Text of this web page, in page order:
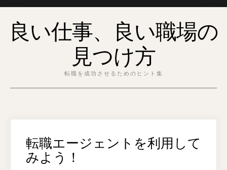
content良い仕事、良い職場の
見つけ方
転職を成功させるためのヒント集
転職エージェントを利用して
みよう！